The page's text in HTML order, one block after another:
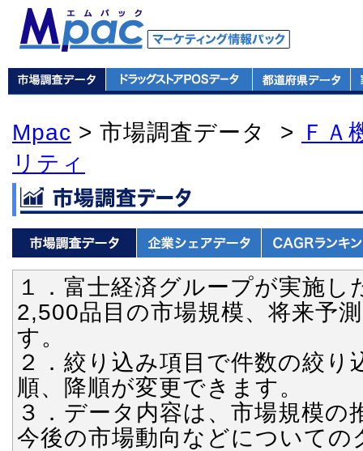
Mpac > 市場調査データ > ＦＡ
リティ
１．富士経済グループが実施し
2,500品目の市場規模、将来予
す。
２．絞り込み項目で件数の絞
順、降順が変更できます。
３．データ内容は、市場規模
今後の市場動向などについて